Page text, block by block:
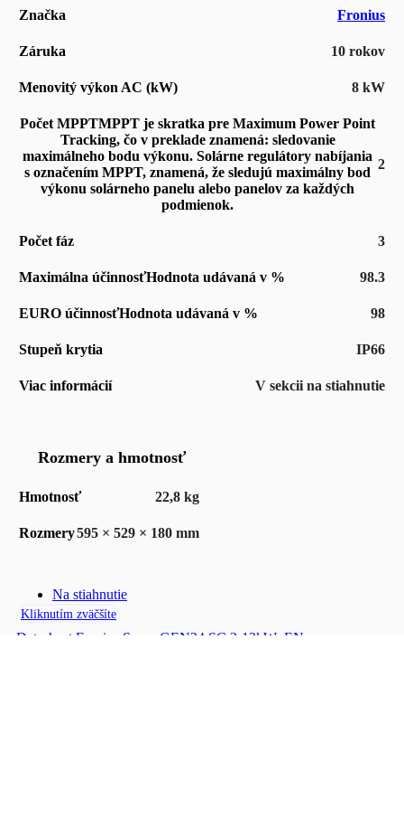
Kliknutím zväčšíte
Značka Fronius
Záruka 10 rokov
Menovitý výkon AC (kW) 8 kW
Počet MPPTMPPT je skratka pre Maximum Power Point
Tracking, čo v preklade znamená: sledovanie
maximálneho bodu výkonu. Solárne regulátory nabíjania
s označením MPPT, znamená, že sledujú maximálny bod
výkonu solárneho panelu alebo panelov za každých
podmienok.
2
Počet fáz 3
Maximálna účinnosťHodnota udávaná v % 98.3
EURO účinnosťHodnota udávaná v % 98
Stupeň krytia IP66
Viac informácií V sekcii na stiahnutie
Rozmery a hmotnosť
Hmotnosť 22,8 kg
Rozmery595 × 529 × 180 mm
Na stiahnutie
Datasheet Fronius Symo GEN24 SC 3-12kW_EN